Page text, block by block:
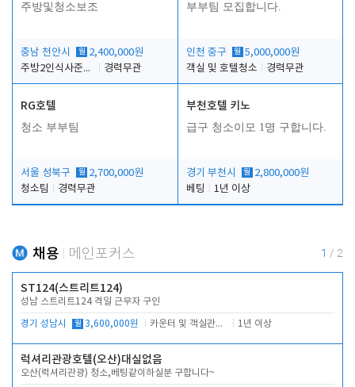
주방및청소보조
충남 천안시 월 2,400,000원
주방2인식사준비및청소린렌보조
경력무관
부부팀 모집합니다.
인천 중구 월 5,000,000원
객실 및 호텔청소
경력무관
RG호텔
청소 부부팀
서울 성북구 월 2,700,000원
청소팀
경력무관
부천호텔 키노
급구 청소이모 1명 구합니다.
경기 부천시 월 2,800,000원
베팅
1년 이상
채용 메인포커스 1 / 2
ST124(스트리트124)
성남 스트리트124 격일 근무자 구인
경기 성남시 월 3,600,000원 카운터 및 객실관리 전반 1년 이상
럭셔리관광호텔(오산)대실없음
오산(럭셔리관광) 청소,베팅같이하실분 구합니다~